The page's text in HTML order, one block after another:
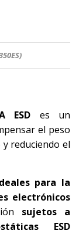
ESD es un
el peso
reduciendo el
para la
electrónicos
sujetos a
ESD